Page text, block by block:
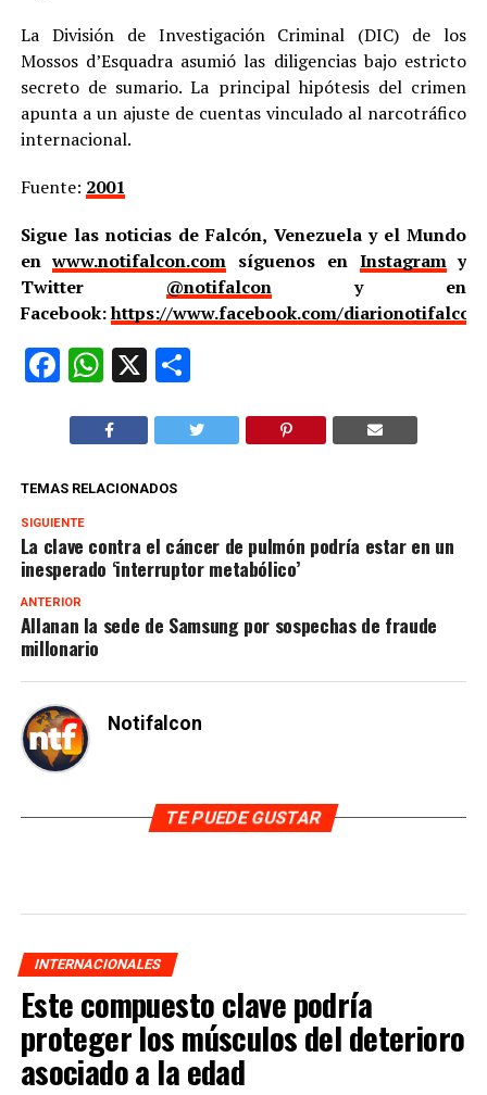
La División de Investigación Criminal (DIC) de los
Mossos d’Esquadra asumió las diligencias bajo estricto
secreto de sumario. La principal hipótesis del crimen
apunta a un ajuste de cuentas vinculado al narcotráfico
internacional.
Fuente: 2001
Sigue las noticias de Falcón, Venezuela y el Mundo
enwww.notifalcon.com síguenos en Instagramy
Twitter @notifalcony en
Facebook:https://www.facebook.com/
Facebook
WhatsApp
X Compartir
TEMAS RELACIONADOS
SIGUIENTE
La clave contra el cáncer de pulmón podría estar en un
inesperado ‘interruptor metabólico’
ANTERIOR
Allanan la sede de Samsung por sospechas de fraude
millonario
Notifalcon
TE PUEDE GUSTAR
INTERNACIONALES
Este compuesto clave podría
proteger los músculos del deterioro
asociado a la edad